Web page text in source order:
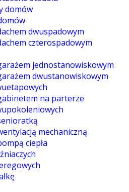
domów
dwuspadowym
czterospadowym
jednostanowiskowym
dwustanowiskowym
na parterze
mechaniczną
ciepła